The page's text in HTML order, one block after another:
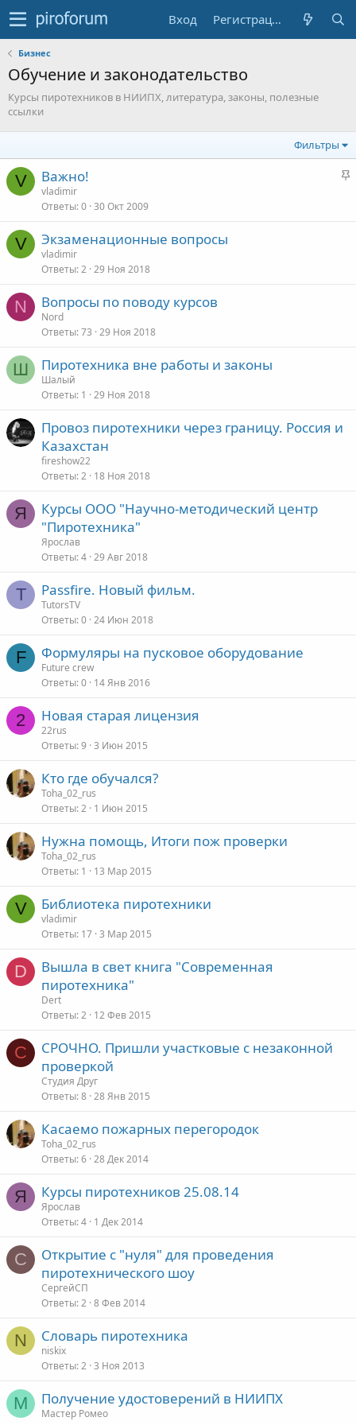
Вход Регистрация
Бизнес
Обучение и законодательство
Курсы пиротехников в НИИПХ, литература, законы, полезные
ссылки
Фильтры
V
З
Важно!
vladimir
Ответы 0 30 Окт 2009
V Экзаменационные вопросы
vladimir
Ответы 2 29 Ноя 2018
N Вопросы по поводу курсов
Nord
Ответы 73 29 Ноя 2018
Ш Пиротехника вне работы и законы
Шалый
Ответы 1 29 Ноя 2018
Провоз пиротехники через границу. Россия и
Казахстан
fireshow22
Ответы 2 18 Ноя 2018
Я
Курсы ООО "Научно-методический центр
"Пиротехника"
Ярослав
Ответы 4 29 Авг 2018
T Passfire. Новый фильм.
TutorsTV
Ответы 0 24 Июн 2018
F Формуляры на пусковое оборудование
Future crew
Ответы 0 14 Янв 2016
2 Новая старая лицензия
22rus
Ответы 9 3 Июн 2015
Кто где обучался?
Toha_02_rus
Ответы 2 1 Июн 2015
Нужна помощь, Итоги пож проверки
Toha_02_rus
Ответы 1 13 Мар 2015
V Библиотека пиротехники
vladimir
Ответы 17 3 Мар 2015
D
Вышла в свет книга "Современная
пиротехника"
Dert
Ответы 2 12 Фев 2015
С
СРОЧНО. Пришли участковые с незаконной
проверкой
Студия Друг
Ответы 8 28 Янв 2015
Касаемо пожарных перегородок
Toha_02_rus
Ответы 6 28 Дек 2014
Я Курсы пиротехников 25.08.14
Ярослав
Ответы 4 1 Дек 2014
С
Открытие с "нуля" для проведения
пиротехнического шоу
СергейСП
Ответы 2 8 Фев 2014
N Словарь пиротехника
niskix
Ответы 2 3 Ноя 2013
М Получение удостоверений в НИИПХ
Мастер Ромео